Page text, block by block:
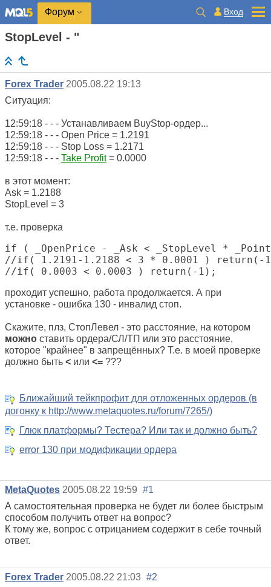
Форум Вход
StopLevel - "
Forex Trader 2005.08.22 19:13
Ситуация:
12:59:18 - - - Устанавливаем BuyStop-ордер...
12:59:18 - - - Open Price = 1.2191
12:59:18 - - - Stop Loss = 1.2171
12:59:18 - - - Take Profit= 0.0000
в этот момент:
Ask = 1.2188
StopLevel = 3
т.е. проверка
if ( _OpenPrice - _Ask < _StopLevel *
//if( 1.2191-1.2188 < 3 * 0.0001 ) return(-
//if( 0.0003 < 0.0003 ) return(-1);
проходит успешно, работа продолжается. А при
установке - ошибка 130 - инвалид стоп.
Скажите, плз, СтопЛевел - это расстояние, на котором
можно ставить ордера/СЛ/ТП или это расстояние,
которое "крайнее" в запрещённых? Т.е. в моей проверке
должно быть < или <= ???
Ближайший тейкпрофит для отложенных ордеров (в
догонку к http://www.metaquotes.ru/forum/7265/)
Глюк платформы? Тестера? Или так и должно быть?
error 130 при модификации ордера
MetaQuotes 2005.08.22 19:59 #1
А самостоятельная проверка не будет ли более быстрым
способом получить ответ на вопрос?
К тому же, вопрос с отрицанием содержит в себе точный
ответ.
Forex Trader 2005.08.22 21:03 #2